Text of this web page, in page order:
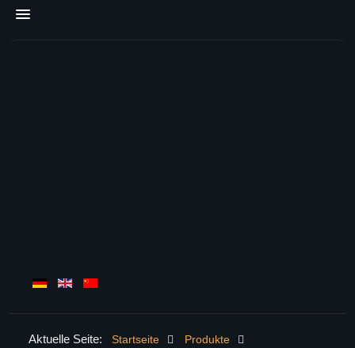
HOME
Aktuelle Seite: Startseite
Produkte